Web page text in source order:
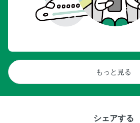
もっと見る
シェアする